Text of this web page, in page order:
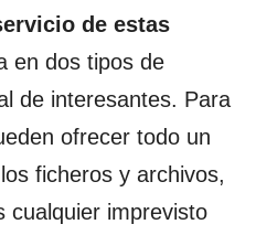
de estas
en dos tipos de
de interesantes. Para
ofrecer todo un
ficheros y archivos,
cualquier imprevisto